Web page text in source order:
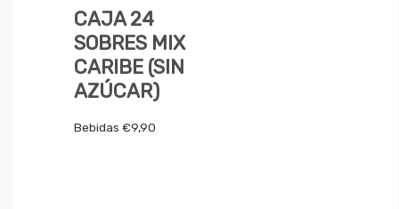
CAJA 24
SOBRES MIX
CARIBE (SIN
AZÚCAR)
Bebidas €9,90